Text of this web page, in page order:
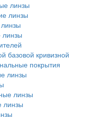
линзы
линзы
линзы
базовой кривизной
покрытия
линзы
линзы
линзы